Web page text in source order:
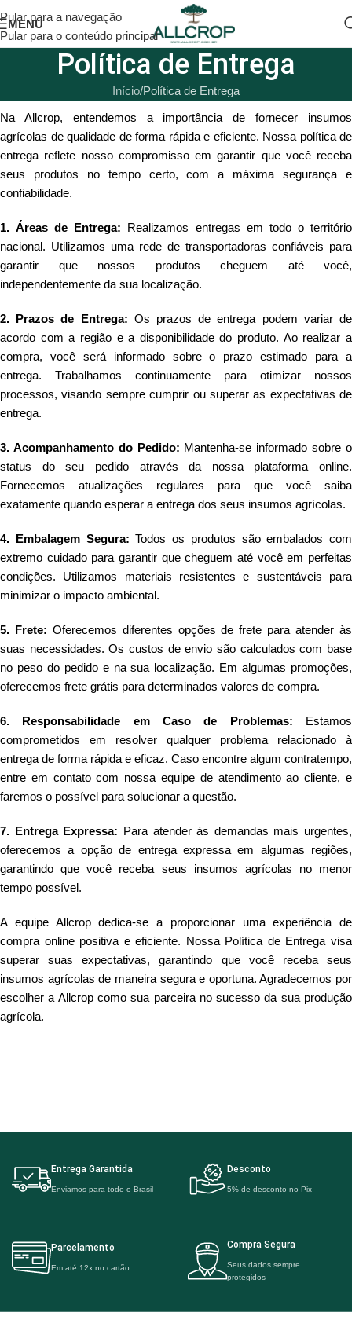
Pular para a navegação
Pular para o conteúdo principal
MENU
Política de Entrega
Início Política de Entrega
Na Allcrop, entendemos a importância de fornecer insumos
agrícolas de qualidade de forma rápida e eficiente. Nossa política de
entrega reflete nosso compromisso em garantir que você receba
seus produtos no tempo certo, com a máxima segurança e
confiabilidade.
1. Áreas de Entrega: Realizamos entregas em todo o território
nacional. Utilizamos uma rede de transportadoras confiáveis para
garantir que nossos produtos cheguem até você,
independentemente da sua localização.
2. Prazos de Entrega: Os prazos de entrega podem variar de
acordo com a região e a disponibilidade do produto. Ao realizar a
compra, você será informado sobre o prazo estimado para a
entrega. Trabalhamos continuamente para otimizar nossos
processos, visando sempre cumprir ou superar as expectativas de
entrega.
3. Acompanhamento do Pedido: Mantenha-se informado sobre o
status do seu pedido através da nossa plataforma online.
Fornecemos atualizações regulares para que você saiba
exatamente quando esperar a entrega dos seus insumos agrícolas.
4. Embalagem Segura: Todos os produtos são embalados com
extremo cuidado para garantir que cheguem até você em perfeitas
condições. Utilizamos materiais resistentes e sustentáveis para
minimizar o impacto ambiental.
5. Frete: Oferecemos diferentes opções de frete para atender às
suas necessidades. Os custos de envio são calculados com base
no peso do pedido e na sua localização. Em algumas promoções,
oferecemos frete grátis para determinados valores de compra.
6. Responsabilidade em Caso de Problemas: Estamos
comprometidos em resolver qualquer problema relacionado à
entrega de forma rápida e eficaz. Caso encontre algum contratempo,
entre em contato com nossa equipe de atendimento ao cliente, e
faremos o possível para solucionar a questão.
7. Entrega Expressa: Para atender às demandas mais urgentes,
oferecemos a opção de entrega expressa em algumas regiões,
garantindo que você receba seus insumos agrícolas no menor
tempo possível.
A equipe Allcrop dedica-se a proporcionar uma experiência de
compra online positiva e eficiente. Nossa Política de Entrega visa
superar suas expectativas, garantindo que você receba seus
insumos agrícolas de maneira segura e oportuna. Agradecemos por
escolher a Allcrop como sua parceira no sucesso da sua produção
agrícola.
Entrega Garantida
Enviamos para todo o Brasil
Desconto
5% de desconto no Pix
Parcelamento
Em até 12x no cartão
Compra Segura
Seus dados sempre
protegidos